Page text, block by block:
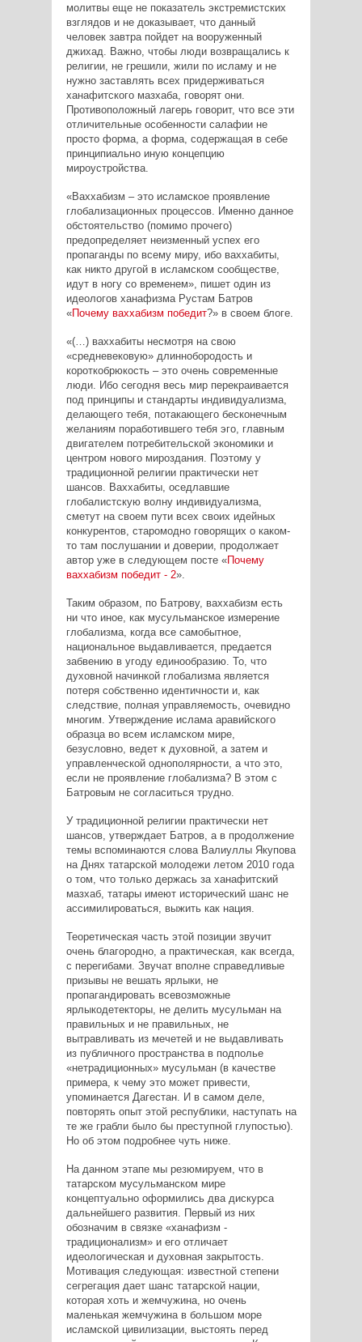
молитвы еще не показатель экстремистских
взглядов и не доказывает, что данный
человек завтра пойдет на вооруженный
джихад. Важно, чтобы люди возвращались к
религии, не грешили, жили по исламу и не
нужно заставлять всех придерживаться
ханафитского мазхаба, говорят они.
Противоположный лагерь говорит, что все эти
отличительные особенности салафии не
просто форма, а форма, содержащая в себе
принципиально иную концепцию
мироустройства.
«Ваххабизм – это исламское проявление
глобализационных процессов. Именно данное
обстоятельство (помимо прочего)
предопределяет неизменный успех его
пропаганды по всему миру, ибо ваххабиты,
как никто другой в исламском сообществе,
идут в ногу со временем», пишет один из
идеологов ханафизма Рустам Батров
«Почему ваххабизм победит?» в своем блоге.
«(…) ваххабиты несмотря на свою
«средневековую» длиннобородость и
короткобрюкость – это очень современные
люди. Ибо сегодня весь мир перекраивается
под принципы и стандарты индивидуализма,
делающего тебя, потакающего бесконечным
желаниям поработившего тебя эго, главным
двигателем потребительской экономики и
центром нового мироздания. Поэтому у
традиционной религии практически нет
шансов. Ваххабиты, оседлавшие
глобалистскую волну индивидуализма,
сметут на своем пути всех своих идейных
конкурентов, старомодно говорящих о каком-
то там послушании и доверии, продолжает
автор уже в следующем посте «Почему
ваххабизм победит - 2».
Таким образом, по Батрову, ваххабизм есть
ни что иное, как мусульманское измерение
глобализма, когда все самобытное,
национальное выдавливается, предается
забвению в угоду единообразию. То, что
духовной начинкой глобализма является
потеря собственно идентичности и, как
следствие, полная управляемость, очевидно
многим. Утверждение ислама аравийского
образца во всем исламском мире,
безусловно, ведет к духовной, а затем и
управленческой однополярности, а что это,
если не проявление глобализма? В этом с
Батровым не согласиться трудно.
У традиционной религии практически нет
шансов, утверждает Батров, а в продолжение
темы вспоминаются слова Валиуллы Якупова
на Днях татарской молодежи летом 2010 года
о том, что только держась за ханафитский
мазхаб, татары имеют исторический шанс не
ассимилироваться, выжить как нация.
Теоретическая часть этой позиции звучит
очень благородно, а практическая, как всегда,
с перегибами. Звучат вполне справедливые
призывы не вешать ярлыки, не
пропагандировать всевозможные
ярлыкодетекторы, не делить мусульман на
правильных и не правильных, не
вытравливать из мечетей и не выдавливать
из публичного пространства в подполье
«нетрадиционных» мусульман (в качестве
примера, к чему это может привести,
упоминается Дагестан. И в самом деле,
повторять опыт этой республики, наступать на
те же грабли было бы преступной глупостью).
Но об этом подробнее чуть ниже.
На данном этапе мы резюмируем, что в
татарском мусульманском мире
концептуально оформились два дискурса
дальнейшего развития. Первый из них
обозначим в связке «ханафизм -
традиционализм» и его отличает
идеологическая и духовная закрытость.
Мотивация следующая: известной степени
сегрегация дает шанс татарской нации,
которая хоть и жемчужина, но очень
маленькая жемчужина в большом море
исламской цивилизации, выстоять перед